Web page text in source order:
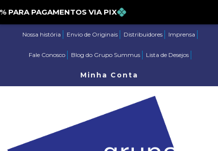
PAGAMENTOS VIA PIX
Nossa história Envio de Originais Distribuidores Imprensa
Fale Conosco Blog do Grupo Summus Lista de Desejos
Minha Conta